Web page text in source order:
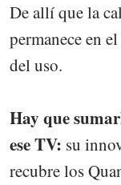
De allí que la
permanece en
del uso.
Hay que
ese TV: su
recubre los